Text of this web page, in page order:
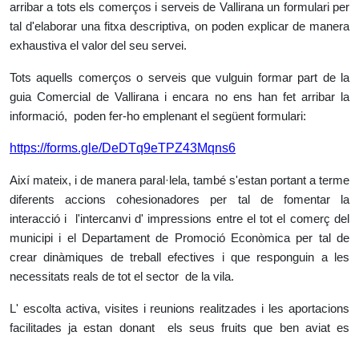
arribar a tots els comerços i serveis de Vallirana un formulari per
tal d'elaborar una fitxa descriptiva, on poden explicar de manera
exhaustiva el valor del seu servei.
Tots aquells comerços o serveis que vulguin formar part de la
guia Comercial de Vallirana i encara no ens han fet arribar la
informació, poden fer-ho emplenant el següent formulari:
https://forms.gle/DeDTq9eTPZ43Mqns6
Així mateix, i de manera paral·lela, també s'estan portant a terme
diferents accions cohesionadores per tal de fomentar la
interacció i l'intercanvi d' impressions entre el tot el comerç del
municipi i el Departament de Promoció Econòmica per tal de
crear dinàmiques de treball efectives i que responguin a les
necessitats reals de tot el sector de la vila.
L' escolta activa, visites i reunions realitzades i les aportacions
facilitades ja estan donant els seus fruits que ben aviat es